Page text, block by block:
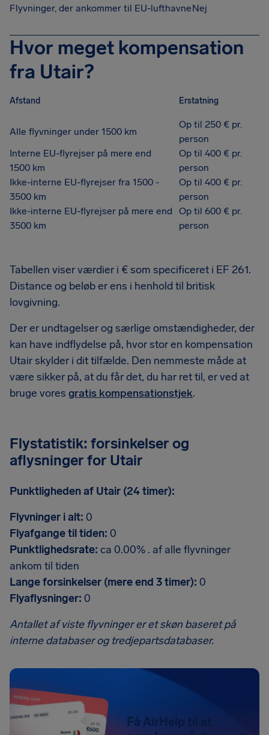
Flyvninger, der ankommer til EU-lufthavneNej
Hvor meget kompensation
fra Utair?
Afstand Erstatning
Alle flyvninger under 1500 km
Op til 250 € pr.
person
Interne EU-flyrejser på mere end
1500 km
Op til 400 € pr.
person
Ikke-interne EU-flyrejser fra 1500 -
3500 km
Op til 400 € pr.
person
Ikke-interne EU-flyrejser på mere end
3500 km
Op til 600 € pr.
person
Tabellen viser værdier i € som specificeret i EF 261.
Distance og beløb er ens i henhold til britisk
lovgivning.
Der er undtagelser og særlige omstændigheder, der
kan have indflydelse på, hvor stor en kompensation
Utair skylder i dit tilfælde. Den nemmeste måde at
være sikker på, at du får det, du har ret til, er ved at
bruge vores gratis kompensationstjek.
Flystatistik: forsinkelser og
aflysninger for Utair
Punktligheden af Utair (24 timer):
Flyvninger i alt: 0
Flyafgange til tiden: 0
Punktlighedsrate: ca 0.00% . af alle flyvninger
ankom til tiden
Lange forsinkelser (mere end 3 timer): 0
Flyaflysninger: 0
Antallet af viste flyvninger er et skøn baseret på
interne databaser og tredjepartsdatabaser.
Få AirHelp til at